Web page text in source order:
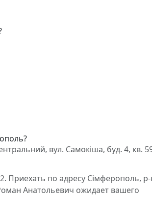
вул. Самокіша, буд. 4, кв.
Приехать по адресу Сімферополь,
Анатольевич ожидает вашего